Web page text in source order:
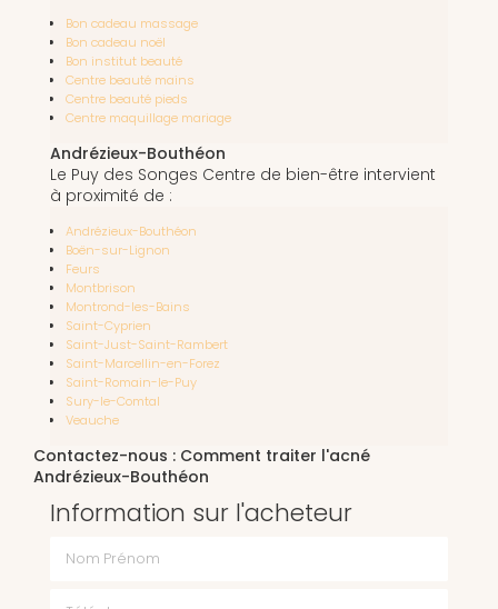
Bon cadeau massage
Bon cadeau noël
Bon institut beauté
Centre beauté mains
Centre beauté pieds
Centre maquillage mariage
Andrézieux-Bouthéon
Le Puy des Songes Centre de bien-être intervient
à proximité de :
Andrézieux-Bouthéon
Boën-sur-Lignon
Feurs
Montbrison
Montrond-les-Bains
Saint-Cyprien
Saint-Just-Saint-Rambert
Saint-Marcellin-en-Forez
Saint-Romain-le-Puy
Sury-le-Comtal
Veauche
Contactez-nous : Comment traiter l'acné
Andrézieux-Bouthéon
Information sur l'acheteur